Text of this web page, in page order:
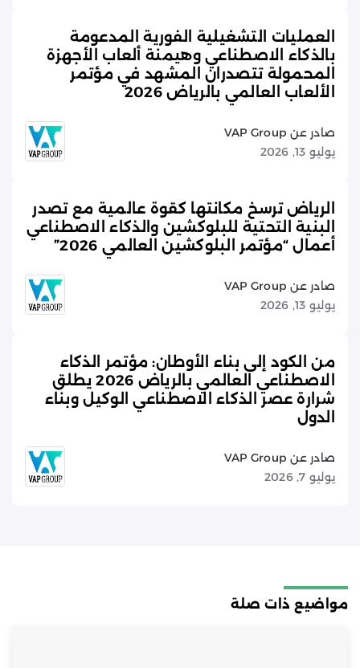
العمليات التشغيلية الفورية المدعومة
بالذكاء الاصطناعي وهيمنة ألعاب الأجهزة
المحمولة تتصدران المشهد في مؤتمر
الألعاب العالمي بالرياض 2026
صادر عن VAP Group
يوليو 13, 2026
الرياض ترسخ مكانتها كقوة عالمية مع تصدر
البنية التحتية للبلوكشين والذكاء الاصطناعي
أعمال “مؤتمر البلوكشين العالمي 2026”
صادر عن VAP Group
يوليو 13, 2026
من الكود إلى بناء الأوطان: مؤتمر الذكاء
الاصطناعي العالمي بالرياض 2026 يطلق
شرارة عصر الذكاء الاصطناعي الوكيل وبناء
الدول
صادر عن VAP Group
يوليو 7, 2026
مواضيع ذات صلة